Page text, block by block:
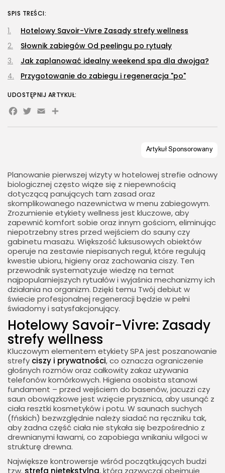
Planowanie pierwszej wizyty w hotelowej strefie odnowy
biologicznej często wiąże się z niepewnością
dotyczącą panujących tam zasad oraz
skomplikowanego nazewnictwa w menu zabiegowym.
Zrozumienie etykiety wellness jest kluczowe, aby
zapewnić komfort sobie oraz innym gościom, eliminując
niepotrzebny stres przed wejściem do sauny czy
gabinetu masażu. Większość luksusowych obiektów
operuje na zestawie niepisanych reguł, które regulują
kwestie ubioru, higieny oraz zachowania ciszy. Ten
przewodnik systematyzuje wiedzę na temat
najpopularniejszych rytuałów i wyjaśnia mechanizmy ich
działania na organizm. Dzięki temu Twój debiut w
świecie profesjonalnej regeneracji będzie w pełni
świadomy i satysfakcjonujący.
Hotelowy Savoir-Vivre: Zasady
strefy wellness
Kluczowym elementem etykiety SPA jest poszanowanie
strefy ciszy i prywatności, co oznacza ograniczenie
głośnych rozmów oraz całkowity zakaz używania
telefonów komórkowych. Higiena osobista stanowi
fundament – przed wejściem do basenów, jacuzzi czy
saun obowiązkowe jest wzięcie prysznica, aby usunąć z
ciała resztki kosmetyków i potu. W saunach suchych
(fńskich) bezwzględnie należy siadać na ręczniku tak,
aby żadna część ciała nie stykała się bezpośrednio z
drewnianymi ławami, co zapobiega wnikaniu wilgoci w
strukturę drewna.
Największe kontrowersje wśród początkujących budzi
tzw. strefa nietekstylna, która zazwyczaj obejmuje
SPIS TREŚCI:
Hotelowy Savoir-Vivre Zasady strefy wellness
Słownik zabiegów Od peelingu po rytuały
Jak zaplanować idealny weekend spa dla dwojga?
Przygotowanie do zabiegu i regeneracja "po"
UDOSTĘPNIJ ARTYKUŁ:
Facebook
Twitter
EmailShare